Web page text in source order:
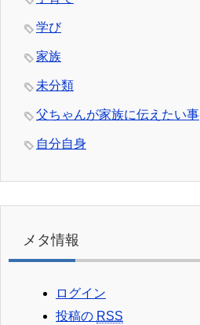
学び
家族
未分類
父ちゃんが家族に伝えたい事
自分自身
メタ情報
ログイン
投稿の RSS